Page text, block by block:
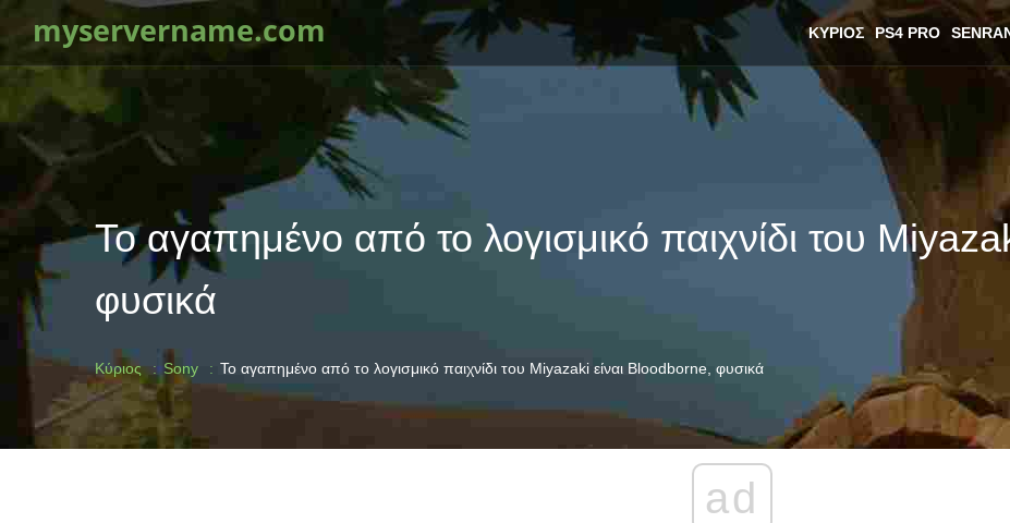
myservername.com ΚΎΡΙΟΣ PS4 PRO
Το αγαπημένο από το λογισμικό παιχνίδι του
φυσικά
Κύριος Sony Το αγαπημένο από το λογισμικό παιχνίδι του Miyazaki είναι Bloodborne, φυσικά
ad